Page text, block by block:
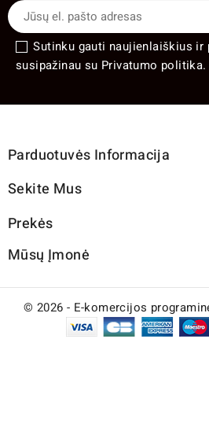
Sutinku gauti naujienlaiškius ir
susipažinau su Privatumo politika.
Parduotuvės Informacija
Sekite Mus
Prekės
Mūsų Įmonė
© 2026 - E-komercijos